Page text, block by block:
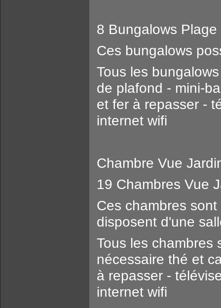
8 Bungalows Plage
Ces bungalows
Tous les
de plafond - mini-
et fer à repasser -
internet wifi
Chambre Vue
19 Chambres Vue
Ces chambres
disposent d'une
Tous les chambres
nécessaire thé et
à repasser -
internet wifi